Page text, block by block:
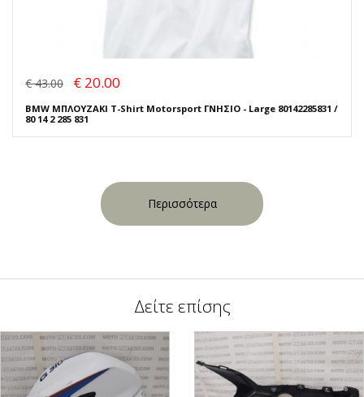
€ 43.00 € 20.00
BMW ΜΠΛΟΥΖΑΚΙ T-Shirt Motorsport ΓΝΗΣΙΟ - Large 80142285831 /
80 14 2 285 831
Περισσότερα
Δείτε επίσης